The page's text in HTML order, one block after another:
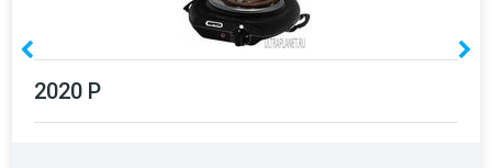
2020 Р